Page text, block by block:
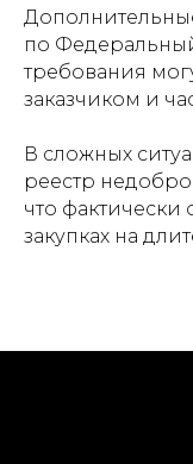
по
требования
заказчиком и
В сложных
реестр
что фактически
закупках на